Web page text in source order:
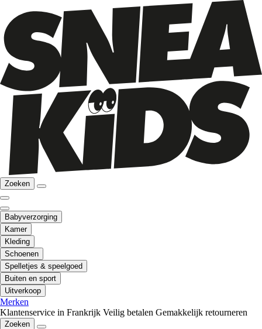
Zoeken
Babyverzorging
Kamer
Kleding
Schoenen
Spelletjes & speelgoed
Buiten en sport
Uitverkoop
Merken
Klantenservice in Frankrijk Veilig betalen Gemakkelijk retourneren
Zoeken